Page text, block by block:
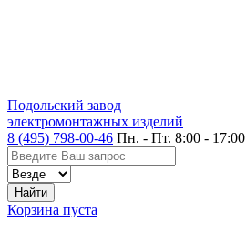
Подольский завод
электромонтажных изделий
8 (495) 798-00-46 Пн. - Пт. 8:00 - 17:00
Корзина пуста